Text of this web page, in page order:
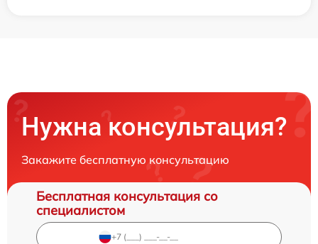
Нужна консультация?
Закажите бесплатную консультацию
Бесплатная консультация со
специалистом